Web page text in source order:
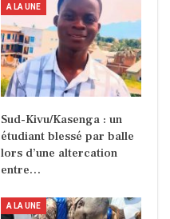
A LA UNE
Sud-Kivu/Kasenga : un
étudiant blessé par balle
lors d’une altercation
entre…
A LA UNE